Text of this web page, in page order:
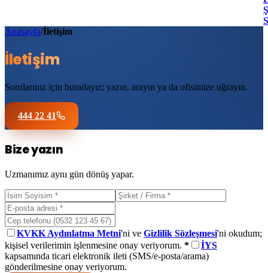
Anasayfa/İletişim
İletişim
Sorularınız için buradayız; yazın, arayın ya da ofisimize uğrayın.
444 22 41
Bize yazın
Uzmanımız aynı gün dönüş yapar.
KVKK Aydınlatma Metni'ni ve Gizlilik Sözleşmesi'ni okudum;
kişisel verilerimin işlenmesine onay veriyorum. *
İYS
kapsamında ticari elektronik ileti (SMS/e-posta/arama)
gönderilmesine onay veriyorum.